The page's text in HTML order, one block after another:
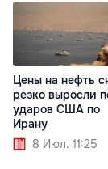
Цены на нефть
резко выросли
ударов США по
Ирану
8 Июл. 11:25